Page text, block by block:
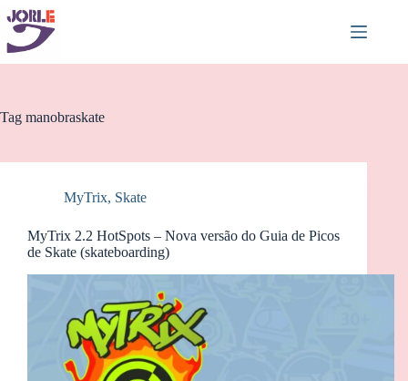
Pular
para
conteúdo
Tag manobraskate
MyTrix, Skate
MyTrix 2.2 HotSpots – Nova versão do Guia de Picos
de Skate (skateboarding)